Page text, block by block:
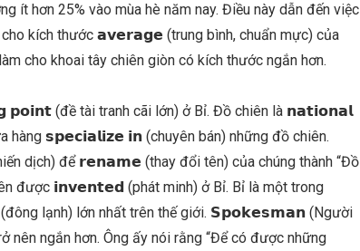
hơn 25% vào mùa hè năm nay. Điều này dẫn đến việc
kích thước 𝗮𝘃𝗲𝗿𝗮𝗴𝗲 (trung bình, chuẩn mực) của
cho khoai tây chiên giòn có kích thước ngắn hơn.
(đề tài tranh cãi lớn) ở Bỉ. Đồ chiên là 𝗻𝗮𝘁𝗶𝗼𝗻𝗮𝗹
𝘀𝗽𝗲𝗰𝗶𝗮𝗹𝗶𝘇𝗲 𝗶𝗻 (chuyên bán) những đồ chiên.
dịch) để 𝗿𝗲𝗻𝗮𝗺𝗲 (thay đổi tên) của chúng thành “Đồ
được 𝗶𝗻𝘃𝗲𝗻𝘁𝗲𝗱 (phát minh) ở Bỉ. Bỉ là một trong
lạnh) lớn nhất trên thế giới. 𝗦𝗽𝗼𝗸𝗲𝘀𝗺𝗮𝗻 (Người
nên ngắn hơn. Ông ấy nói rằng “Để có được những